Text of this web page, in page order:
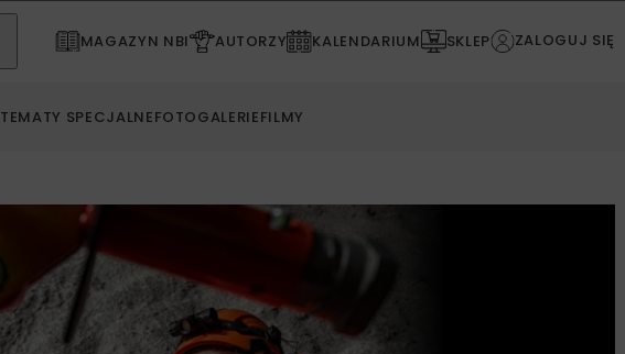
MAGAZYN NBI AUTORZY KALENDARIUM SKLEP ZALOGUJ SIĘ
TEMATY SPECJALNEFOTOGALERIEFILMY